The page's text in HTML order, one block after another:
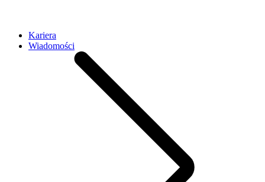
Kariera
Wiadomości